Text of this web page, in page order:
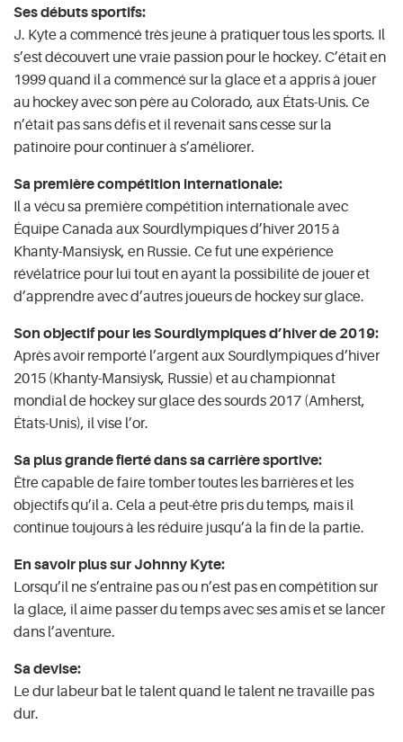
Ses débuts sportifs:
J. Kyte a commencé très jeune à pratiquer tous les sports. Il
s’est découvert une vraie passion pour le hockey. C’était en
1999 quand il a commencé sur la glace et a appris à jouer
au hockey avec son père au Colorado, aux États-Unis. Ce
n’était pas sans défis et il revenait sans cesse sur la
patinoire pour continuer à s’améliorer.
Sa première compétition internationale:
Il a vécu sa première compétition internationale avec
Équipe Canada aux Sourdlympiques d’hiver 2015 à
Khanty-Mansiysk, en Russie. Ce fut une expérience
révélatrice pour lui tout en ayant la possibilité de jouer et
d’apprendre avec d’autres joueurs de hockey sur glace.
Son objectif pour les Sourdlympiques d’hiver de 2019:
Après avoir remporté l’argent aux Sourdlympiques d’hiver
2015 (Khanty-Mansiysk, Russie) et au championnat
mondial de hockey sur glace des sourds 2017 (Amherst,
États-Unis), il vise l’or.
Sa plus grande fierté dans sa carrière sportive:
Être capable de faire tomber toutes les barrières et les
objectifs qu’il a. Cela a peut-être pris du temps, mais il
continue toujours à les réduire jusqu’à la fin de la partie.
En savoir plus sur Johnny Kyte:
Lorsqu’il ne s’entraîne pas ou n’est pas en compétition sur
la glace, il aime passer du temps avec ses amis et se lancer
dans l’aventure.
Sa devise:
Le dur labeur bat le talent quand le talent ne travaille pas
dur.